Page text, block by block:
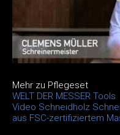
Mehr zu Pflegeset
WELT DER MESSER Tools
Video Schneidholz
aus FSC-zertifiziertem